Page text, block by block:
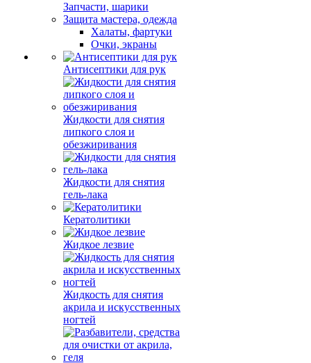
Запчасти, шарики
Защита мастера, одежда
Халаты, фартуки
Очки, экраны
Антисептики для рук
Жидкости для снятия
липкого слоя и
обезжиривания
Жидкости для снятия
гель-лака
Кератолитики
Жидкое лезвие
Жидкость для снятия
акрила и искусственных
ногтей